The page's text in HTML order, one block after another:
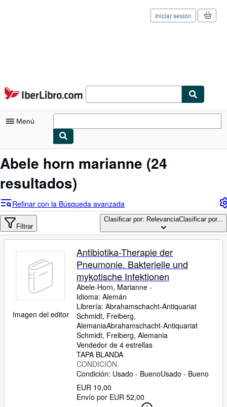
Pasar al contenido principal
IberLibro.com
Iniciar sesión
Menú
Mi cuenta
Búsqueda avanzada
Colecciones
Arte y coleccionismo
Vendedores
Comenzar a vender
Ayuda
CERRAR
Abele horn marianne (24
resultados)
Refinar con la Búsqueda avanzada
Filtrar
Clasificar por: RelevanciaClasificar por...
Imagen del editor
Antibiotika-Therapie der
Pneumonie. Bakterielle und
mykotische Infektionen
Abele-Horn, Marianne -
Idioma: Alemán
Librería: Abrahamschacht-Antiquariat
Schmidt, Freiberg,
AlemaniaAbrahamschacht-Antiquariat
Schmidt, Freiberg, Alemania
Vendedor de 4 estrellas
TAPA BLANDA
CONDICIÓN
Condición: Usado - BuenoUsado - Bueno
EUR 10,00
Envío por EUR 52,00